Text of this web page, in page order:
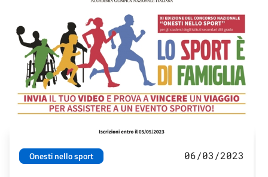
Onesti nello sport 06/03/2023